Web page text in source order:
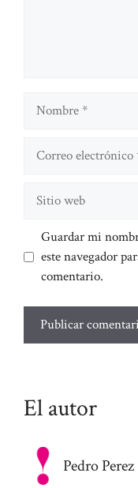
Nombre
electrónico
web
Guardar mi
este navegador
comentario.
El autor
Pedro Perez